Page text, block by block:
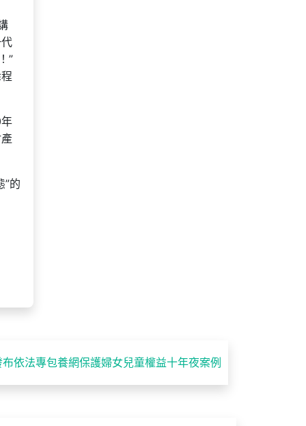
”
”的
布依法專包養網保護婦女兒童權益十年夜案例